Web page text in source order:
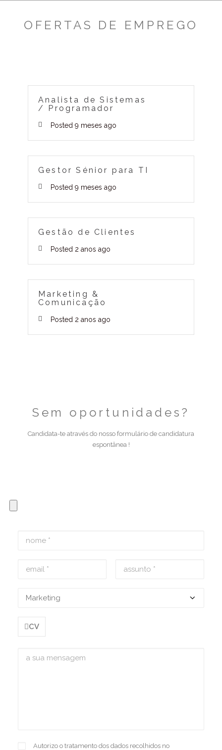
OFERTAS DE EMPREGO
Analista de Sistemas
/ Programador
Posted 9 meses ago
Gestor Sénior para TI
Posted 9 meses ago
Gestão de Clientes
Posted 2 anos ago
Marketing &
Comunicação
Posted 2 anos ago
Sem oportunidades?
Candidata-te através do nosso formulário de candidatura
espontânea !
CV
Autorizo o tratamento dos dados recolhidos no